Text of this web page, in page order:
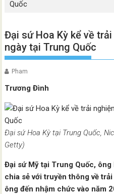
Quốc
Đại sứ Hoa Kỳ kể về
ngày tại Trung Quốc
Pham
Trương Đình
Đại sứ Hoa Kỳ tại Trung Quốc,
Getty)
Đại sứ Mỹ tại Trung Quốc,
chia sẻ với truyền thông về
ông đến nhậm chức vào năm